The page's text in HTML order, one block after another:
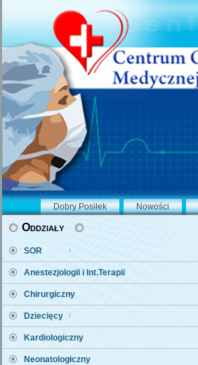
Dobry Posiłek Nowości
Oddziały
SOR
Anestezjologii i Int.Terapii
Chirurgiczny
Dziecięcy
Kardiologiczny
Neonatologiczny